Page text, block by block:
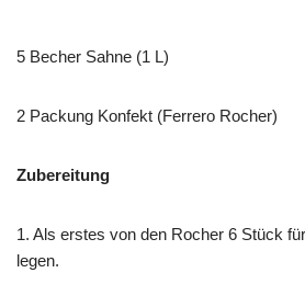
5 Becher Sahne (1 L)
2 Packung Konfekt (Ferrero Rocher)
Zubereitung
1. Als erstes von den Rocher 6 Stück
legen.